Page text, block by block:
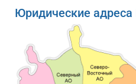
Юридические